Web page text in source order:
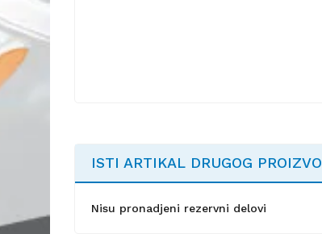
ISTI ARTIKAL DRUGOG
Nisu pronadjeni rezervni delovi